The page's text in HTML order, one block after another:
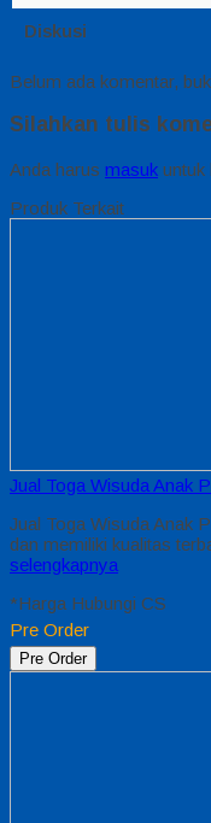
Diskusi
Belum ada komentar,
Silahkan tulis
Anda harus masuk untuk
Produk Terkait
Jual Toga Wisuda Anak
Jual Toga Wisuda Anak
dan memiliki kualitas
selengkapnya
*Harga Hubungi CS
Pre Order
Pre Order